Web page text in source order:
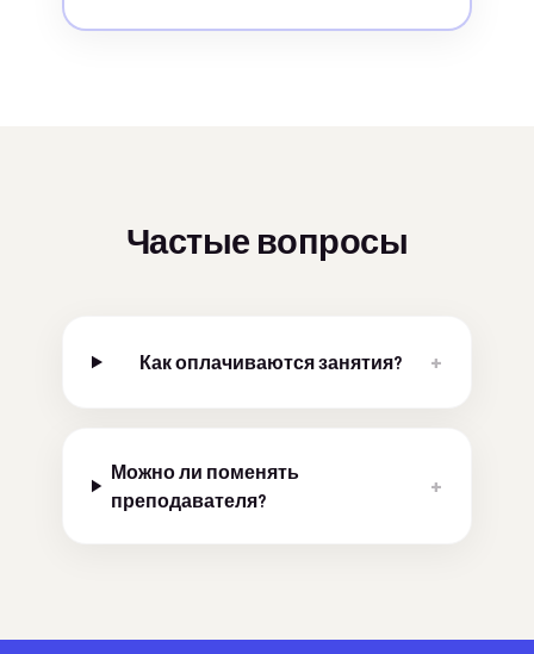
Частые вопросы
Как оплачиваются занятия? +
Можно ли поменять
преподавателя?
+